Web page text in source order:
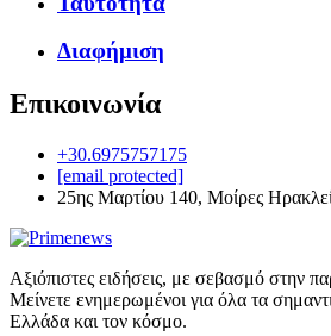
Διαφήμιση
Επικοινωνία
+30.6975757175
[email protected]
25ης Μαρτίου 140, Μοίρες
Αξιόπιστες ειδήσεις, με σεβασμό στην
Μείνετε ενημερωμένοι για όλα τα
Ελλάδα και τον κόσμο.